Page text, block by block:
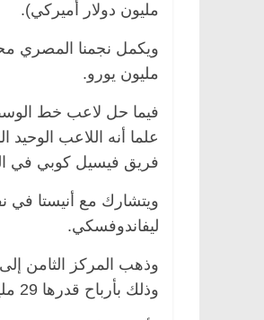
مليون دولار أميركي).
مليون يورو.
علما أنه اللاعب
فريق فيسيل كوبي في
ويتشارك مع أنيستا في
ليفاندوفسكي.
وذهب المركز الثامن
وذلك بأرباح قدرها 29 مليون يورو سنويًا.